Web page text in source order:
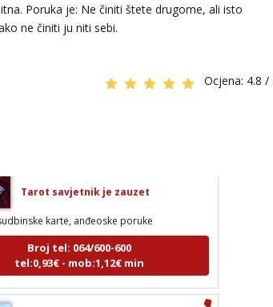
Poruka je: Ne činiti štete drugome, ali isto
ne činiti ju niti sebi.
Ocjena: 4.8 /
karte, anđeoske poruke
Broj tel: 064/600-600
tel:0,93€ - mob:1,12€ min